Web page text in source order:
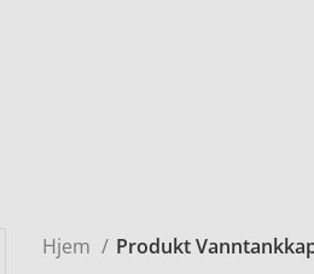
Hjem Produkt